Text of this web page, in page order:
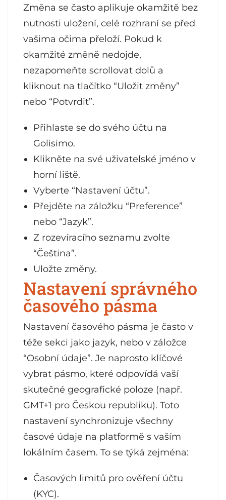
Změna se často aplikuje okamžitě bez
nutnosti uložení, celé rozhraní se před
vašima očima přeloží. Pokud k
okamžité změně nedojde,
nezapomeňte scrollovat dolů a
kliknout na tlačítko “Uložit změny”
nebo “Potvrdit”.
Přihlaste se do svého účtu na
Golisimo.
Klikněte na své uživatelské jméno v
horní liště.
Vyberte “Nastavení účtu”.
Přejděte na záložku “Preference”
nebo “Jazyk”.
Z rozevíracího seznamu zvolte
“Čeština”.
Uložte změny.
Nastavení správného
časového pásma
Nastavení časového pásma je často v
téže sekci jako jazyk, nebo v záložce
“Osobní údaje”. Je naprosto klíčové
vybrat pásmo, které odpovídá vaší
skutečné geografické poloze (např.
GMT+1 pro Českou republiku). Toto
nastavení synchronizuje všechny
časové údaje na platformě s vaším
lokálním časem. To se týká zejména:
Časových limitů pro ověření účtu
(KYC).